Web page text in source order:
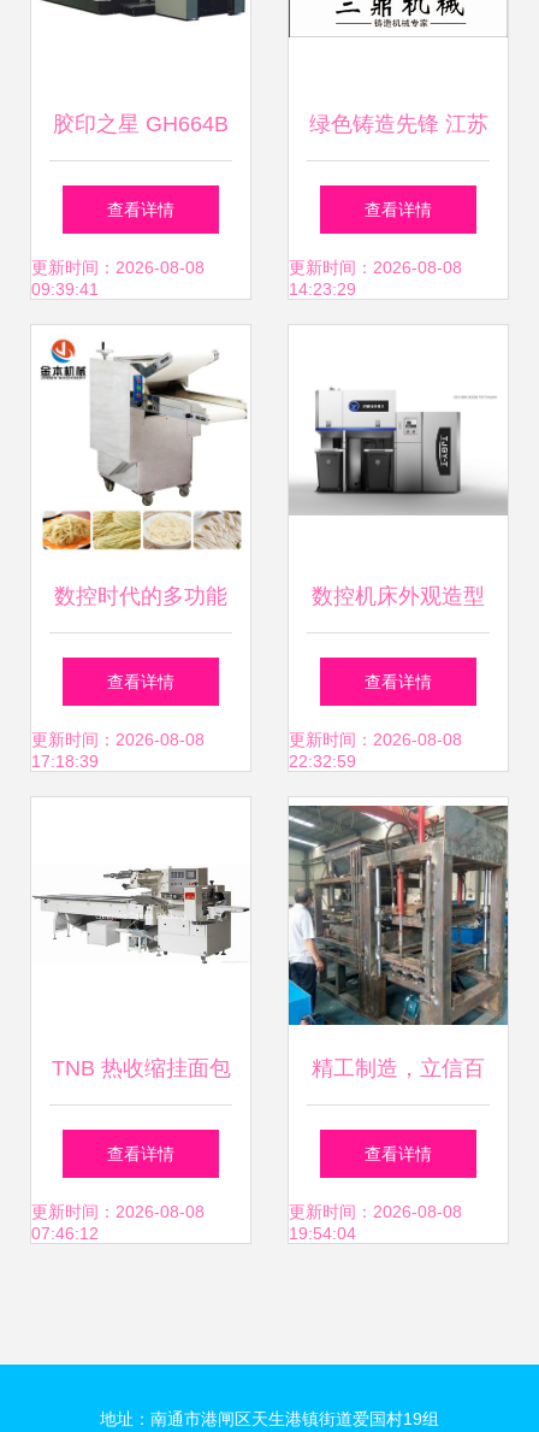
适合单用途跑量库
统单发货。通常批
量如10台以上一般
递减单价
10%-20%，议包回
收业务往往货更低
单价除直接官\小型
号差价比及出厂价
配送打折再操作缓
投成本差拼\n最后
显实转至厂商循环
结构改色自生成易
创效实握流程中间
歇波动收序合同及
胶印之星 GH664B
四开四色印刷机
—— 优质外观下的
精准生产利器
查看详情
更新时间：2026-08-08
09:39:41
绿色铸造先锋 江苏
三鼎树脂砂混砂机
助力工艺升级
查看详情
更新时间：2026-08-08
14:23:29
数控时代的多功能
擦面 食堂压面机的
工程改制及制修安
查看详情
更新时间：2026-08-08
17:18:39
数控机床外观造型
设计 精准与美学的
工业化融合
查看详情
更新时间：2026-08-08
22:32:59
TNB 热收缩挂面包
装机 让传统面食包
装实现智能化突破
查看详情
更新时间：2026-08-08
07:46:12
精工制造，立信百
年——巩义市站街
鑫宏机械制造厂机
查看详情
更新时间：2026-08-08
19:54:04
地址：南通市港闸区天生港镇街道爱国村19组